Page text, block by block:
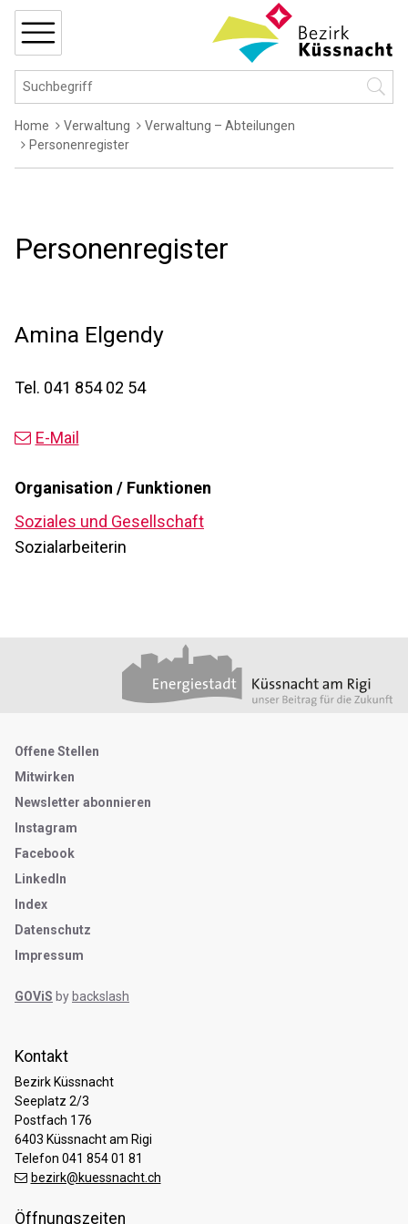
Navigieren in Küssnacht
Schnellnavigation
Hauptnavigation
Suchbegriff
Breadcrumb
Home Verwaltung
Verwaltung – Abteilungen
Personenregister
Personenregister
Amina Elgendy
Tel. 041 854 02 54
E-Mail
Organisation / Funktionen
Soziales und Gesellschaft
Sozialarbeiterin
Kontakt
Bezirk Küssnacht
Seeplatz 2/3
Postfach 176
6403 Küssnacht am Rigi
Telefon 041 854 01 81
bezirk@kuessnacht.ch
Öffnungszeiten
Metanavigation
Offene Stellen
Mitwirken
Newsletter abonnieren
Instagram
Facebook
LinkedIn
Index
Datenschutz
Impressum
GOViS by backslash